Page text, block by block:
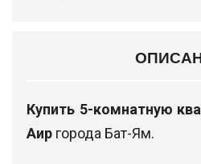
Купить 5-комнатную
Аир города Бат-Ям.